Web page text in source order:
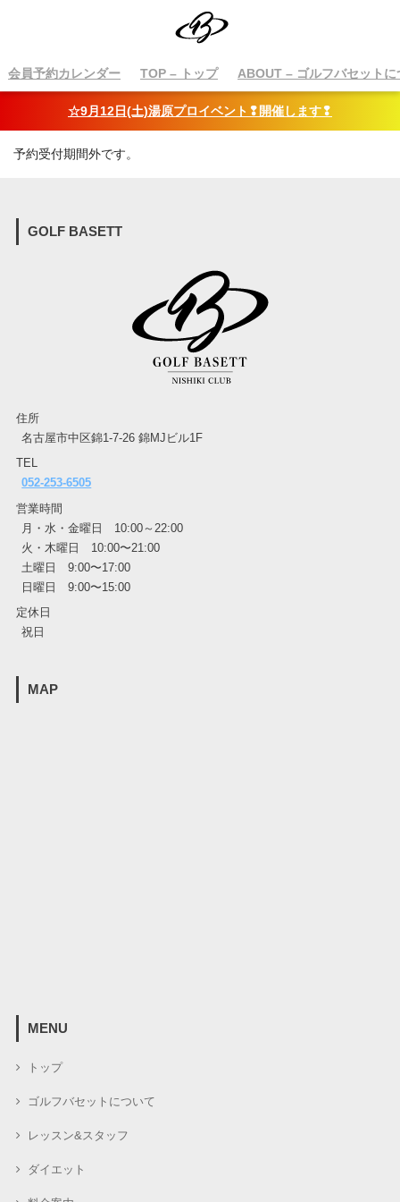
会員予約カレンダー TOP – トップ ABOUT – ゴルフバセットに
☆9月12日(土)湯原プロイベント❢開催します❢
予約受付期間外です。
GOLF BASETT
住所
名古屋市中区錦1-7-26 錦MJビル1F
TEL
052-253-6505
営業時間
月・水・金曜日 10:00～22:00
火・木曜日 10:00〜21:00
土曜日 9:00〜17:00
日曜日 9:00〜15:00
定休日
祝日
MAP
MENU
トップ
ゴルフバセットについて
レッスン&スタッフ
ダイエット